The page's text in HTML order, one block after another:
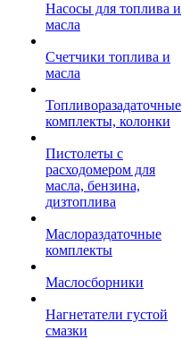
Насосы для топлива и
масла
Счетчики топлива и
масла
Топливоразадаточные
комплекты, колонки
Пистолеты с
расходомером для
масла, бензина,
дизтоплива
Маслораздаточные
комплекты
Маслосборники
Нагнетатели густой
смазки